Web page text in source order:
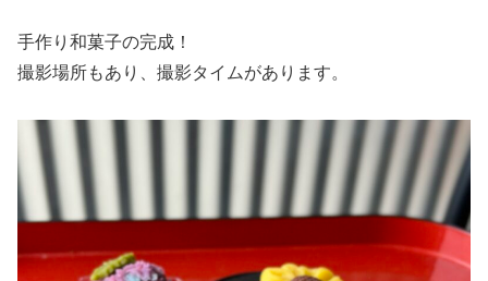
手作り和菓子の完成！
撮影場所もあり、撮影タイムがあります。